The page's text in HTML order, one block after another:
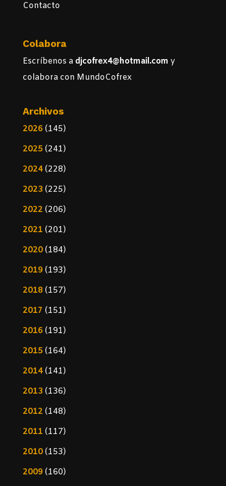
Contacto
Colabora
Escríbenos a djcofrex4@hotmail.com y
colabora con MundoCofrex
Archivos
2026(145)
2025(241)
2024(228)
2023(225)
2022 (206)
2021 (201)
2020(184)
2019(193)
2018(157)
2017 (151)
2016(191)
2015(164)
2014(141)
2013(136)
2012 (148)
2011 (117)
2010(153)
2009(160)